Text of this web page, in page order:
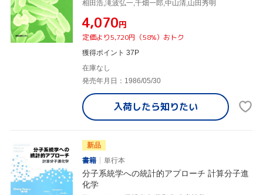
相田浩,滝波弘一,千畑一郎,中山清,山田秀明
¥4,070円
定価より5,720円（58%）おトク
獲得ポイント 37P
在庫なし
発売年月日：1986/05/30
入荷したら知りたい
新品
書籍
単行本
分子系統学への統計的アプローチ 計算分子進
化学